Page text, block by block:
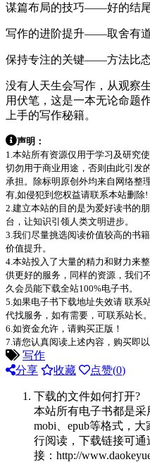
谋篇布局的技巧——好的结
写作的进阶提升——取舍有
保持专注的关键——方法比
没有人天生会写作，从观察
用伏笔，这是一本无论命题
上手的写作秘籍。
声明：
1.本站所有资源仅用于学习及研究
切勿用于商业用途，否则由此引发
承担。除标明原创外均来自网络整
有,如侵犯到您权益请联系本站删除!
2.建立本站的目的是为爱好读书的
台，让知识引领人类文明进步。
3.我们尽量挑选阅读价值较高的书
价值提升。
4.本站投入了大量的精力和财力来
供更好的服务，同样的资源，我们
久会员能下载全站100%电子书。
5.如果电子书下载地址失效请 联系
代找服务，如有需要，可联系站长。
6.如资金允许，请购买正版！
7.请您认真阅读上述内容，购买即
写作
分享
收藏 点赞(0)
下载的文件如何打开?
本站所有电子书都是采
mobi、epub等格式，
行阅读，下载链接可
接：http://